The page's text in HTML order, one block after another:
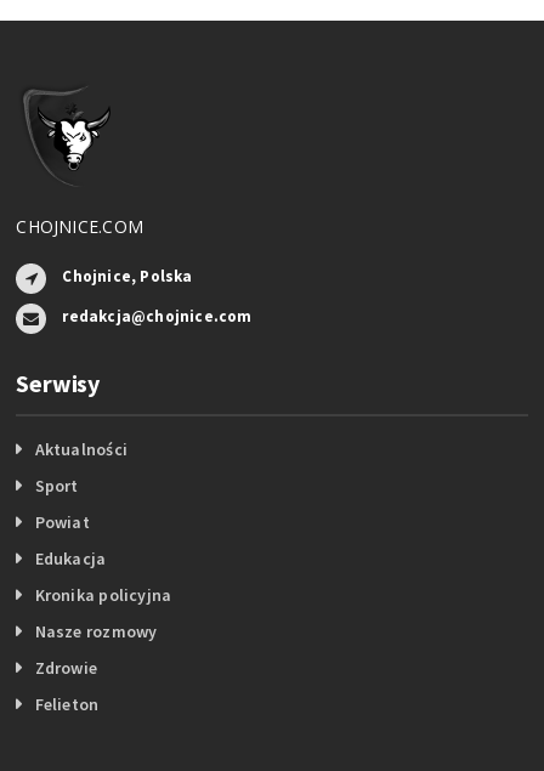
CHOJNICE.COM
Chojnice, Polska
redakcja@chojnice.com
Serwisy
Aktualności
Sport
Powiat
Edukacja
Kronika policyjna
Nasze rozmowy
Zdrowie
Felieton